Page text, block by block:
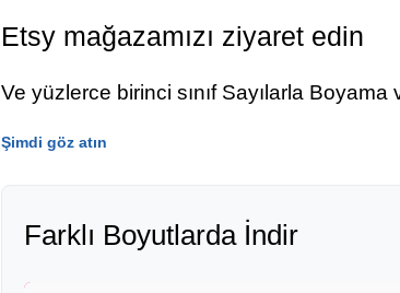
Etsy mağazamızı ziyaret edin
Ve yüzlerce birinci sınıf Sayılarla
Şimdi göz atın
Farklı Boyutlarda İndir